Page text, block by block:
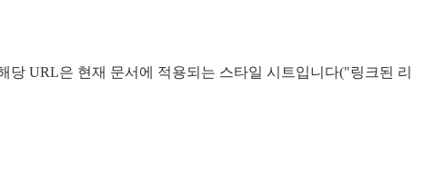
당 URL은 현재 문서에 적용되는 스타일 시트입니다("링크된 리